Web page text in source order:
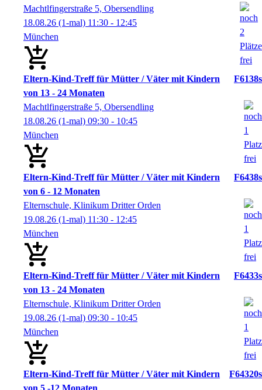
Machtlfingerstraße 5, Obersendling
18.08.26 (1-mal) 11:30 - 12:45
München
Eltern-Kind-Treff für Mütter / Väter mit Kindern
von 13 - 24 Monaten
F6138s
Machtlfingerstraße 5, Obersendling
18.08.26 (1-mal) 09:30 - 10:45
München
Eltern-Kind-Treff für Mütter / Väter mit Kindern
von 6 - 12 Monaten
F6438s
Elternschule, Klinikum Dritter Orden
19.08.26 (1-mal) 11:30 - 12:45
München
Eltern-Kind-Treff für Mütter / Väter mit Kindern
von 13 - 24 Monaten
F6433s
Elternschule, Klinikum Dritter Orden
19.08.26 (1-mal) 09:30 - 10:45
München
Eltern-Kind-Treff für Mütter / Väter mit Kindern
von 5 -12 Monaten
F64320s